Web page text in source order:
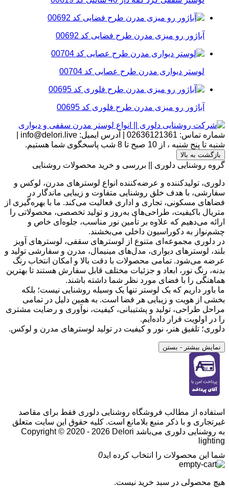
آباژور رو میزی مدرن طرح فضایی کد 00692
لوستر دیواری مدرن طرح عصایی کد 00704
آباژور رو میزی مدرن طرح فلوری کد 00695
شماره تماس: 02636121361 آدرس ایمیل: info@delori.live
شنبه تا پنج شنبه ، از 10 صبح تا 8 شب پاسخگوی شما هستیم.
بازگشت به بالا
گروه روشنایی دلوری || بررسی و خرید محصولات روشنایی
دلوری، تولیدکننده و عرضه‌کننده انواع لوسترهای مدرن، لوکس و
سفارشی، با هدف خلق روشنایی متفاوت و زیبایی ماندگار در
فضاهای مسکونی، تجاری و اداری فعالیت می‌کند. ما با بهره‌گیری از
متریال باکیفیت، طراحی‌های به‌روز و تولید تخصصی، محصولاتی را
ارائه می‌دهیم که علاوه بر تأمین نور مناسب، جلوه‌ای خاص و
چشم‌نواز به دکوراسیون داخلی می‌بخشند.
در دلوری مجموعه‌ای متنوع از لوسترهای سقفی، لوسترهای آویز
بلند، لوسترهای دیواری، مدل‌های مینیمال، مدرن و سفارشی تولید و
عرضه می‌شود. تمامی محصولات با دقت بالا و امکان انتخاب رنگ
بدنه، رنگ نور، ابعاد و جزئیات مختلف قابل سفارش هستند تا بهترین
هماهنگی را با فضای مورد نظر شما داشته باشند.
ما باور داریم که یک لوستر تنها یک وسیله روشنایی نیست؛ بلکه
بخشی از هویت و زیبایی هر فضا است. به همین دلیل در تمامی
مراحل طراحی، تولید و پشتیبانی، کیفیت، نوآوری و رضایت مشتری
را در اولویت قرار داده‌ایم.
دلوری؛ تلفیق هنر، نور و کیفیت در تولید لوسترهای مدرن و لوکس.
نمایش بیشتر - بستن
استفاده از مطالب فروشگاه روشنایی دلوری فقط برای مقاصد
غیرتجاری و با ذکر منبع بلامانع است. کلیه حقوق این سایت متعلق
به روشنایی دلوری می‌باشد Copyright © 2020 - 2026 Delori
lighting
شما این محصولات را انتخاب کرده اید0
هیچ محصولی در سبد خرید نیست.